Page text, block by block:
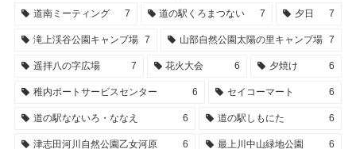
道南ミーティング 7 道の駅くろまつない 7 夕日 7
滝上渓谷公園キャンプ場 7 山部自然公園太陽の里キャンプ場 7
遥拝八の字広場 7 花火大会 6 夕焼け 6
稚内ポートサービスセンター 6 セイコーマート 6
道の駅なないろ・ななえ 6 道の駅しもにた 6
津志田河川自然公園乙女河原 6 最上川中山緑地公園 6